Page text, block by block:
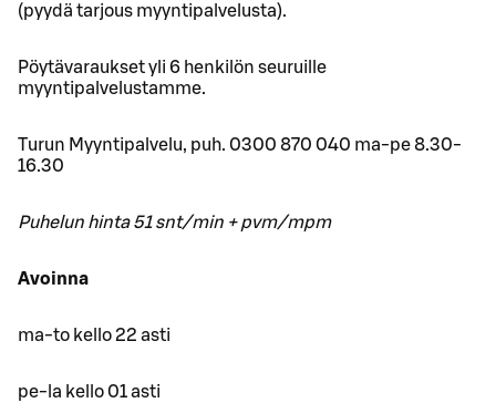
(pyydä tarjous myyntipalvelusta).
Pöytävaraukset yli 6 henkilön seuruille
myyntipalvelustamme.
Turun Myyntipalvelu, puh. 0300 870 040 ma-pe 8.30-
16.30
Puhelun hinta 51 snt/min + pvm/mpm
Avoinna
ma-to kello 22 asti
pe-la kello 01 asti